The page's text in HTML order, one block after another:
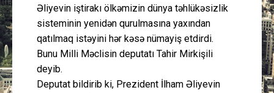
Peşə etikası
Əlaqə
Əliyevin iştirakı ölkəmizin dünya təhlükəsizlik
sisteminin yenidən qurulmasına yaxından
qatılmaq istəyini hər kəsə nümayiş etdirdi.
Bunu Milli Məclisin deputatı Tahir Mirkişili
deyib.
Deputat bildirib ki, Prezident İlham Əliyevin